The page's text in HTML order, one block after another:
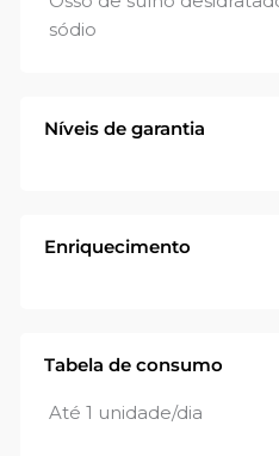
sódio
Níveis de garantia
Enriquecimento
Tabela de consumo
Até 1 unidade/dia